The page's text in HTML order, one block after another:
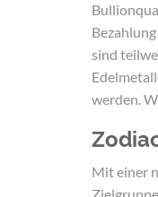
sind
werden.
Mit einer